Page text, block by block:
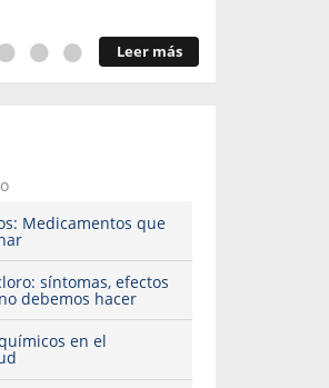
Leer más
Medicamentos que
síntomas, efectos
debemos hacer
en el